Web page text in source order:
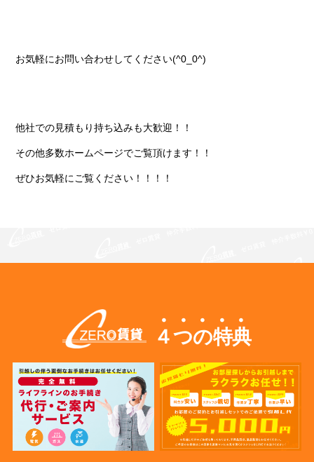
お気軽にお問い合わせしてください(^0_0^)
他社での見積もり持ち込みも大歓迎！！
その他多数ホームページでご覧頂けます！！
ぜひお気軽にご覧ください！！！！
４つの特典